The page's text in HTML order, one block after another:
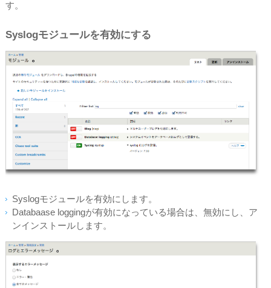
す。
Syslogモジュールを有効にする
Syslogモジュールを有効にします。
Databaase loggingが有効になっている場合は、無効にし、ア
ンインストールします。